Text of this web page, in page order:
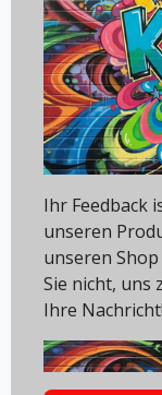
Ihr Feedback
unseren
unseren
Sie nicht, uns
Ihre Nachricht!